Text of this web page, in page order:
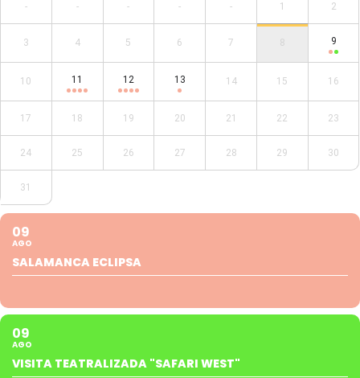
- - - - - 1 2
3 4 5 6 7 8 9
10 11 12 13 14 15 16
17 18 19 20 21 22 23
24 25 26 27 28 29 30
31
09
AGO
SALAMANCA ECLIPSA
09
AGO
VISITA TEATRALIZADA "SAFARI WEST"